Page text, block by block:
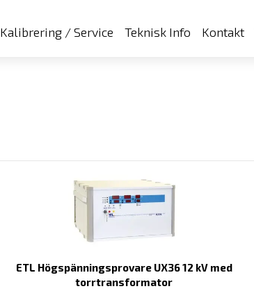
Kalibrering / Service Teknisk Info Kontakt
ETL Högspänningsprovare UX36 12 kV med
torrtransformator